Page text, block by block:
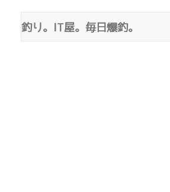
釣り。IT屋。毎日爆釣。